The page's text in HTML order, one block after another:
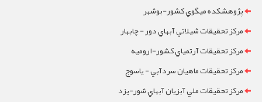
پژوهشکده ميگوي کشور-بوشهر
مرکز تحقيقات شيلاتي آبهاي دور - چابهار
مرکز تحقيقات آرتمياي کشور-ارومیه
مرکز تحقيقات ماهيان سردآبي - ياسوج
مرکز تحقيقات ملي آبزيان آبهاي شور-یزد